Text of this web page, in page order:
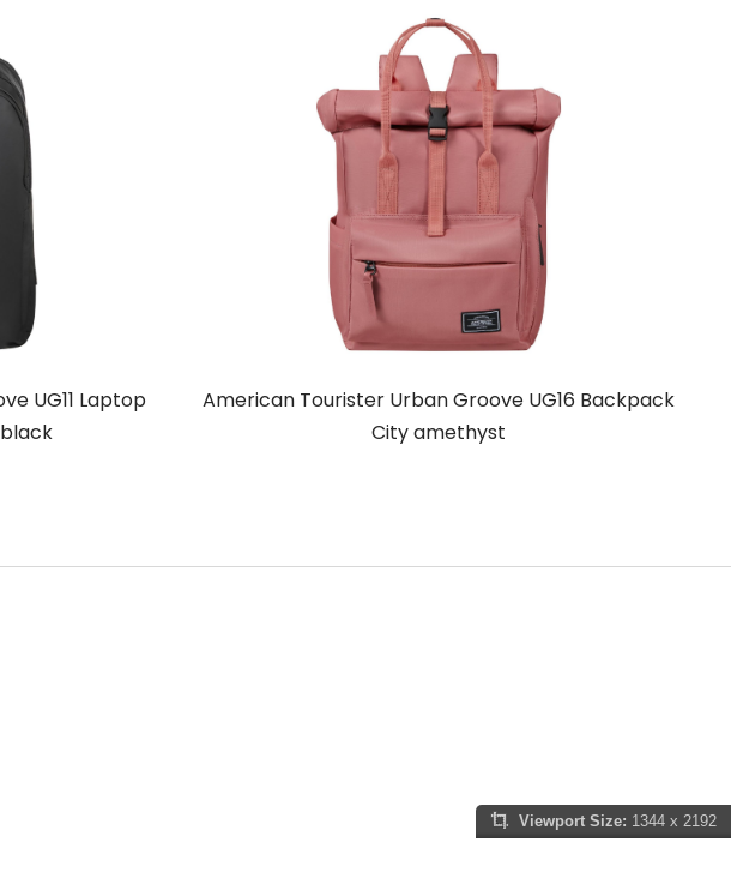
UG11 Laptop
American Tourister Urban Groove UG16 Backpack
City amethyst
Viewport Size: 1344 x 2192